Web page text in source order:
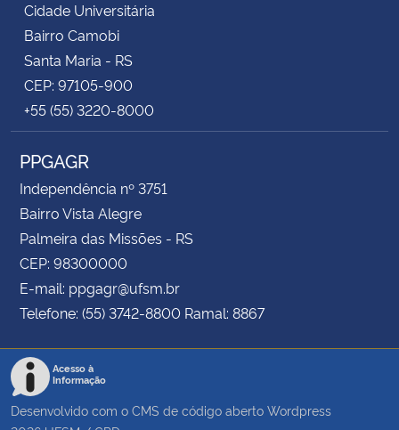
Cidade Universitária
Bairro Camobi
Santa Maria - RS
CEP: 97105-900
+55 (55) 3220-8000
PPGAGR
Independência nº 3751
Bairro Vista Alegre
Palmeira das Missões - RS
CEP: 98300000
E-mail: ppgagr@ufsm.br
Telefone: (55) 3742-8800 Ramal: 8867
Acesso à
Informação
Desenvolvido com o CMS de código aberto Wordpress